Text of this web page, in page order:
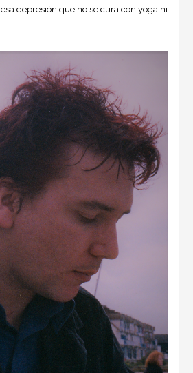
depresión que no se cura con yoga ni